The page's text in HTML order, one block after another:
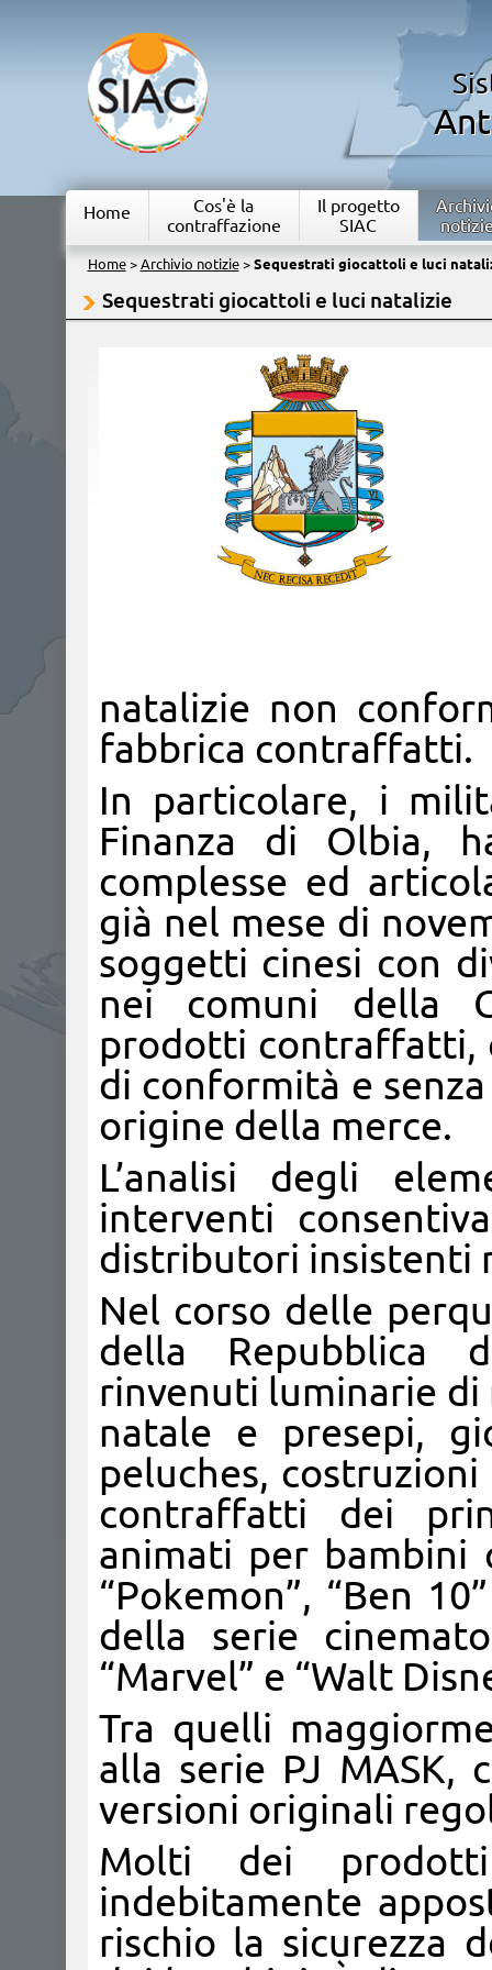
Home
Cos'è la
contraffazione
Il progetto
SIAC
Home> Archivio notizie> Sequestrati giocattoli e luci
Sequestrati giocattoli e luci natalizie
natalizie non
fabbrica contraffatti.
In particolare, i
Finanza di Olbia,
complesse ed
già nel mese di
soggetti cinesi con
nei comuni della
prodotti contraffatti,
di conformità e
origine della merce.
L’analisi degli
interventi
distributori insistenti
Nel corso delle
della Repubblica
rinvenuti luminarie
natale e presepi,
peluches,
contraffatti dei
animati per bambini
“Pokemon”, “Ben
della serie
“Marvel” e “Walt
Tra quelli
alla serie PJ
versioni originali
Molti dei
indebitamente
rischio la sicurezza